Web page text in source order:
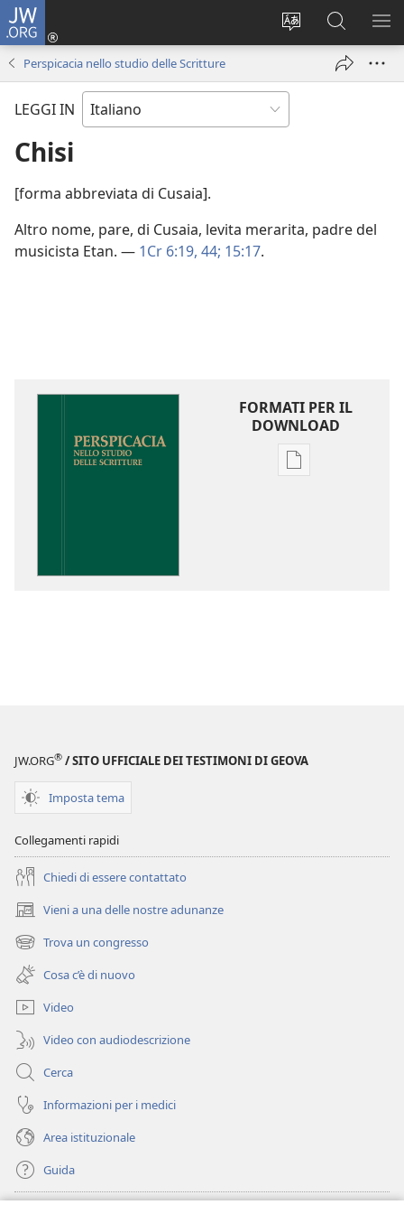
JW.ORG
Modificare
Accedi
(apre
finestra)
Cerca
in
JW.ORG
Perspicacia nello studio delle Scritture
LEGGI IN
Chisi
[forma abbreviata di Cusaia].
Altro nome, pare, di Cusaia, levita merarita, padre del
musicista Etan. — 1Cr 6:19, 44; 15:17.
FORMATI PER IL
DOWNLOAD
Opzioni
JW.ORG® / SITO UFFICIALE DEI TESTIMONI DI GEOVA
Imposta tema
Collegamenti rapidi
Chiedi di essere contattato
Vieni a una delle nostre adunanze
(apre
una
nuova
finestra)
Trova un congresso
(apre
una
nuova
finestra)
Cosa c’è di nuovo
Video
Video con audiodescrizione
Cerca
Informazioni per i medici
Area istituzionale
Guida